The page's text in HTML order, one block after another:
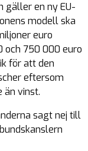
gäller en ny EU-
modell ska
euro
och 750 000 euro
för att den
eftersom
än vinst.
sagt nej till